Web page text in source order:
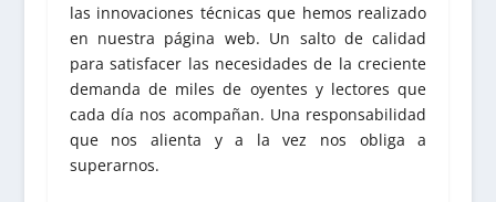
las innovaciones técnicas que hemos realizado
en nuestra página web. Un salto de calidad
para satisfacer las necesidades de la creciente
demanda de miles de oyentes y lectores que
cada día nos acompañan. Una responsabilidad
que nos alienta y a la vez nos obliga a
superarnos.